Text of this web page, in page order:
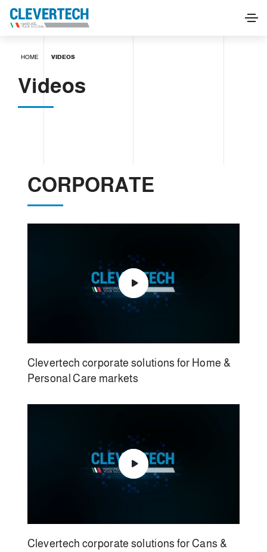
HOME VIDEOS
Videos
CORPORATE
Clevertech corporate solutions for Home &
Personal Care markets
Clevertech corporate solutions for Cans &